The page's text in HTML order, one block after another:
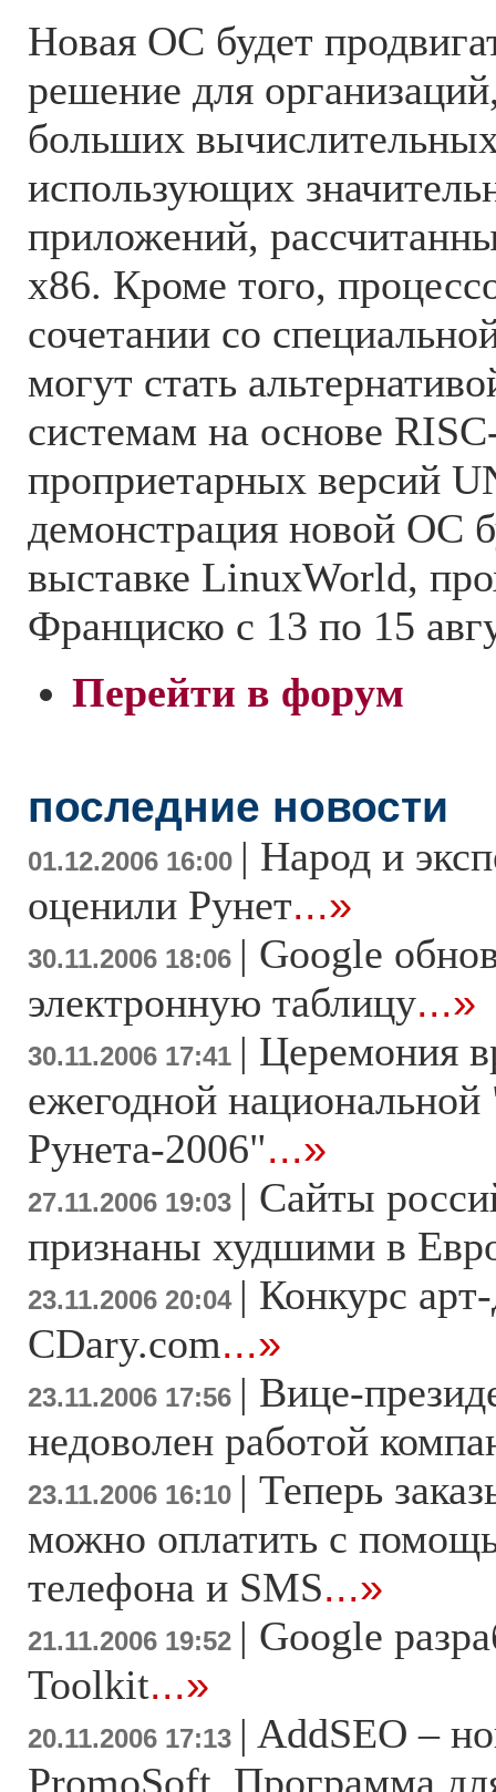
Новая ОС будет
решение для
больших
использующих
приложений,
x86. Кроме того,
сочетании со
могут стать
системам на основе
проприетарных версий
демонстрация новой ОС
выставке LinuxWorld,
Франциско с 13 по 15
Перейти в форум
последние новости
01.12.2006 16:00 | Народ и
оценили Рунет...»
30.11.2006 18:06 | Google
электронную таблицу...»
30.11.2006 17:41 | Церемония
ежегодной
Рунета-2006"...»
27.11.2006 19:03 | Сайты
признаны худшими в
23.11.2006 20:04 | Конкурс
CDary.com...»
23.11.2006 17:56 | Вице-
недоволен работой
23.11.2006 16:10 | Теперь
можно оплатить с
телефона и SMS...»
21.11.2006 19:52 | Google
Toolkit...»
20.11.2006 17:13 | AddSEO –
PromoSoft. Программа